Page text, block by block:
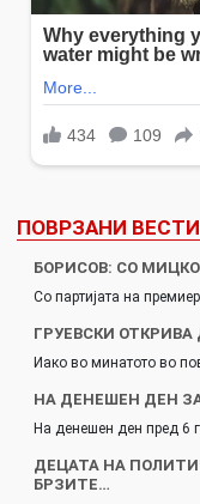
ПОВРЗАНИ ВЕСТИ
БОРИСОВ: СО
Со партијата на
ГРУЕВСКИ
Иако во минатото во
НА ДЕНЕШЕН ДЕН
На денешен ден пред 6
ДЕЦАТА НА
БРЗИТЕ…